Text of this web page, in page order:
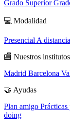
Grado Superior
💻 Modalidad
Presencial A distancia
🏬 Nuestros institutos
Madrid Barcelona
🤝 Ayudas
Plan amigo
doing